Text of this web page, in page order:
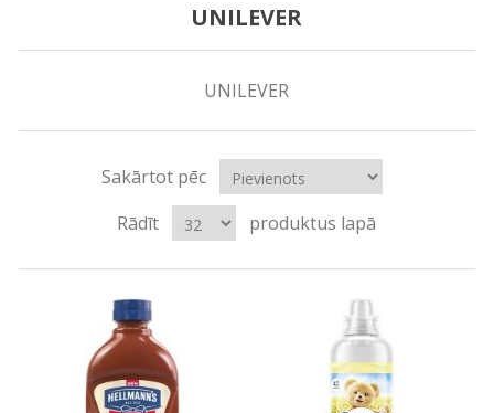
UNILEVER
UNILEVER
Sakārtot pēc
Rādīt
produktus lapā